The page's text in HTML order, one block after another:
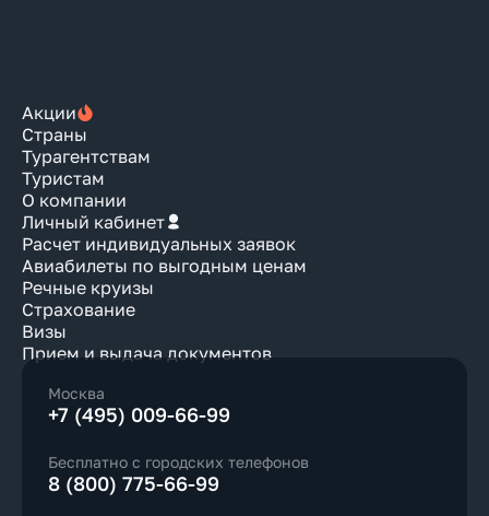
Акции
Страны
Турагентствам
Туристам
О компании
Личный кабинет
Расчет индивидуальных заявок
Авиабилеты по выгодным ценам
Речные круизы
Страхование
Визы
Прием и выдача документов
Москва
+7 (495) 009-66-99
Бесплатно с городских телефонов
8 (800) 775-66-99